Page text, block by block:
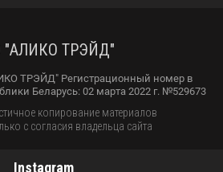
"АЛИКО ТРЭЙД"
ТРЭЙД" Регистрационный номер в
Беларусь: 02 марта 2022 г. №529673
копирование материалов
с согласия владельца сайта
Instagram